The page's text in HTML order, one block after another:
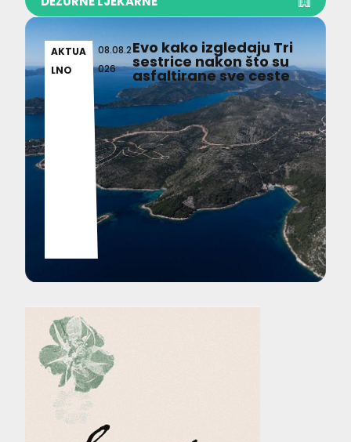
AKTUA
LNO
08.08.2
026
Evo kako izgledaju Tri
sestrice nakon što su
asfaltirane sve ceste